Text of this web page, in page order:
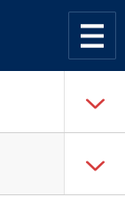
사이트